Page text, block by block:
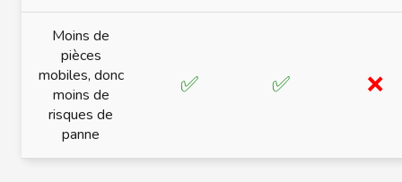
Moins de
pièces
mobiles, donc
moins de
risques de
panne
✅ ✅ ❌